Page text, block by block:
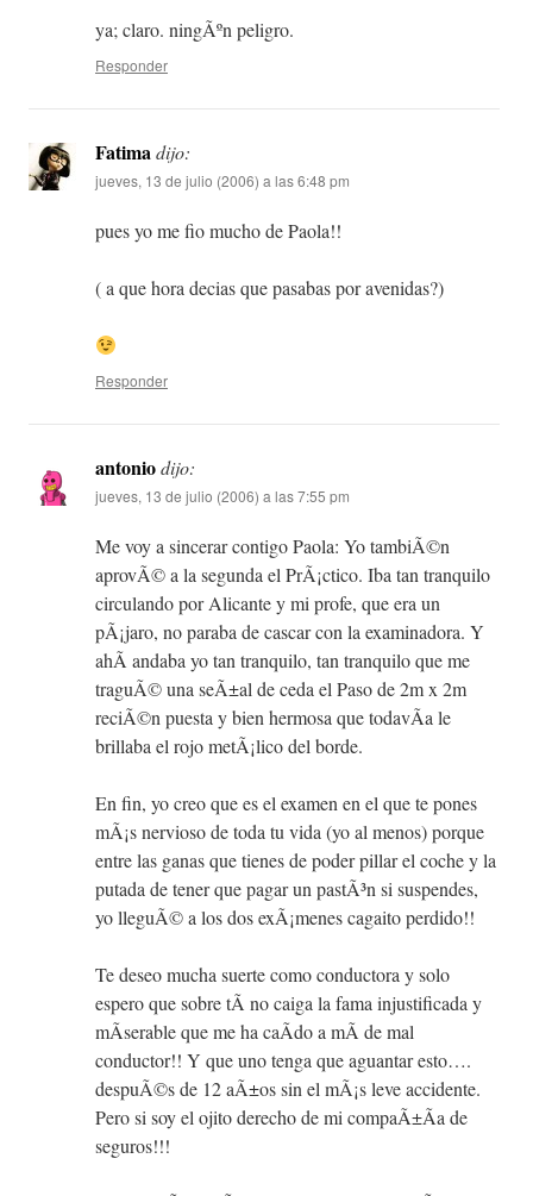
ya; claro. ningÃºn peligro.
Responder
Fatimadijo:
jueves, 13 de julio (2006) a las 6:48 pm
pues yo me fio mucho de Paola!!
( a que hora decias que pasabas por avenidas?)
Responder
antoniodijo:
jueves, 13 de julio (2006) a las 7:55 pm
Me voy a sincerar contigo Paola: Yo tambiÃ©n
aprovÃ© a la segunda el PrÃ¡ctico. Iba tan tranquilo
circulando por Alicante y mi profe, que era un
pÃ¡jaro, no paraba de cascar con la examinadora. Y
ahÃ­ andaba yo tan tranquilo, tan tranquilo que me
traguÃ© una seÃ±al de ceda el Paso de 2m x 2m
reciÃ©n puesta y bien hermosa que todavÃ­a le
brillaba el rojo metÃ¡lico del borde.
En fin, yo creo que es el examen en el que te pones
mÃ¡s nervioso de toda tu vida (yo al menos) porque
entre las ganas que tienes de poder pillar el coche y la
putada de tener que pagar un pastÃ³n si suspendes,
yo lleguÃ© a los dos exÃ¡menes cagaito perdido!!
Te deseo mucha suerte como conductora y solo
espero que sobre tÃ­ no caiga la fama injustificada y
mÃ­serable que me ha caÃ­do a mÃ­ de mal
conductor!! Y que uno tenga que aguantar esto….
despuÃ©s de 12 aÃ±os sin el mÃ¡s leve accidente.
Pero si soy el ojito derecho de mi compaÃ±Ã­a de
seguros!!!